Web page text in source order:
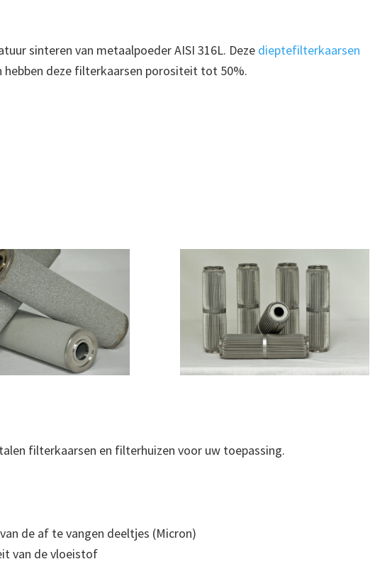
sinteren van metaalpoeder AISI 316L. Deze dieptefilterkaarsen
hebben deze filterkaarsen porositeit tot 50%.
filterkaarsen en filterhuizen voor uw toepassing.
de af te vangen deeltjes (Micron)
van de vloeistof